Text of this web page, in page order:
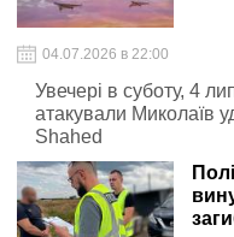
04.07.2026 в 22:00
Увечері в суботу, 4
атакували Миколаїв
Shahed